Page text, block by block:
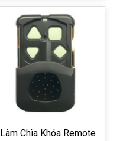
Làm Chìa Khóa Remote